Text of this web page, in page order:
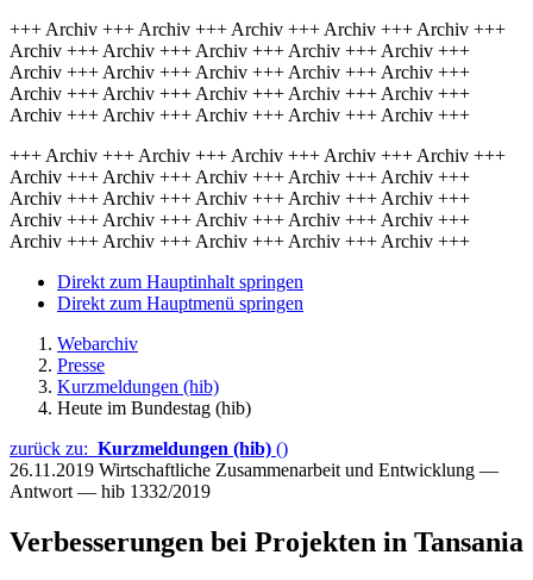
+++ Archiv +++ Archiv +++ Archiv +++ Archiv +++ Archiv +++
Archiv +++ Archiv +++ Archiv +++ Archiv +++ Archiv +++
Archiv +++ Archiv +++ Archiv +++ Archiv +++ Archiv +++
Archiv +++ Archiv +++ Archiv +++ Archiv +++ Archiv +++
Archiv +++ Archiv +++ Archiv +++ Archiv +++ Archiv +++
+++ Archiv +++ Archiv +++ Archiv +++ Archiv +++ Archiv +++
Archiv +++ Archiv +++ Archiv +++ Archiv +++ Archiv +++
Archiv +++ Archiv +++ Archiv +++ Archiv +++ Archiv +++
Archiv +++ Archiv +++ Archiv +++ Archiv +++ Archiv +++
Archiv +++ Archiv +++ Archiv +++ Archiv +++ Archiv +++
Direkt zum Hauptinhalt springen
Direkt zum Hauptmenü springen
Webarchiv
Presse
Kurzmeldungen (hib)
Heute im Bundestag (hib)
zurück zu: Kurzmeldungen (hib) ()
26.11.2019 Wirtschaftliche Zusammenarbeit und Entwicklung —
Antwort — hib 1332/2019
Verbesserungen bei Projekten in Tansania